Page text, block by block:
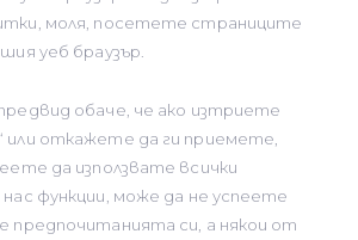
моля, посетете страниците
уеб браузър.
обаче, че ако изтриете
или откажете да ги приемете,
да използвате всички
функции, може да не успеете
предпочитанията си, а някои от